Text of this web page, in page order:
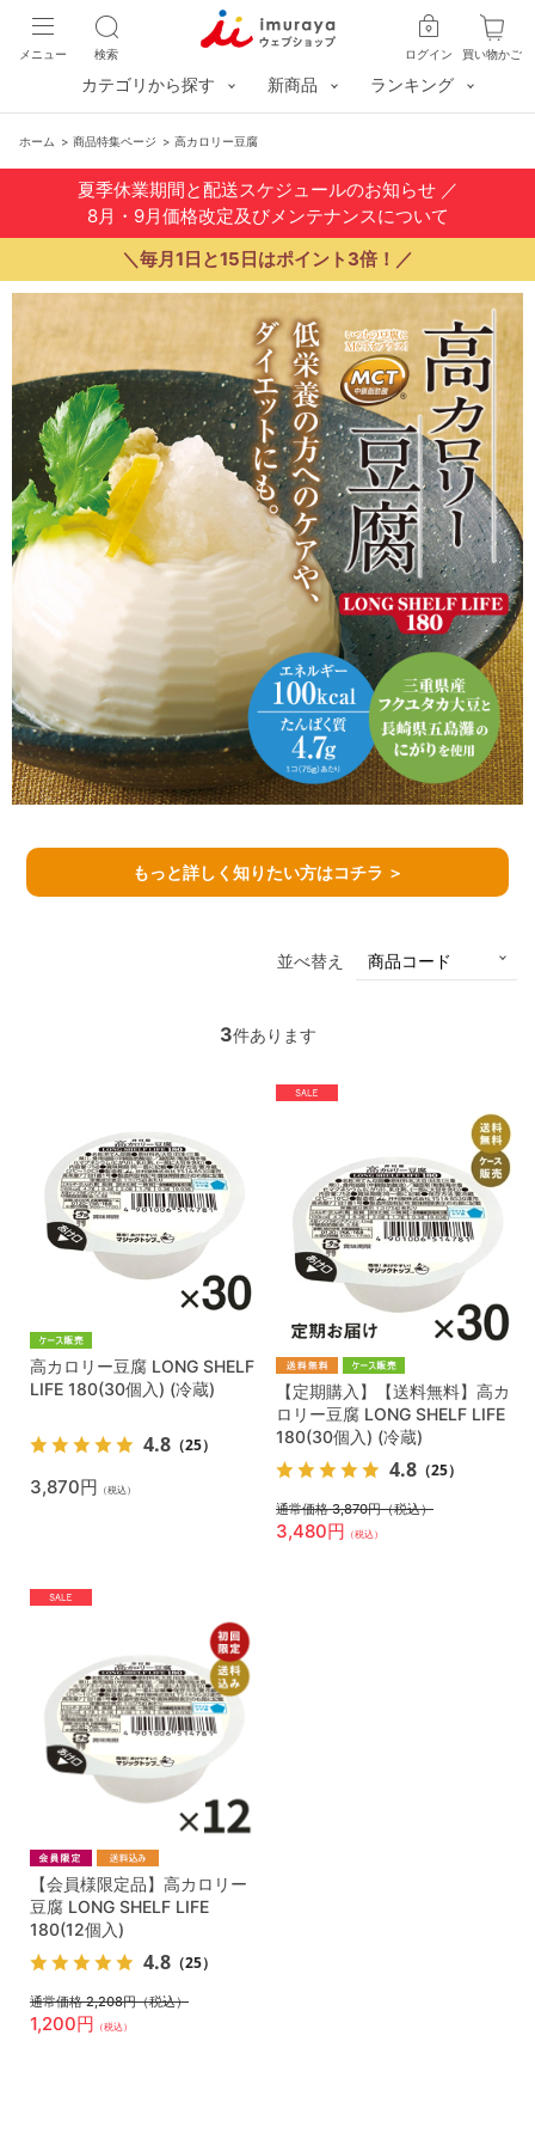
買い物かご
ログイン
検索
メニュー
カテゴリから探す 新商品 ランキング
ホーム > 商品特集ページ > 高カロリー豆腐
夏季休業期間と配送スケジュールのお知らせ／
8月・9月価格改定及びメンテナンスについて
＼毎月1日と15日はポイント3倍！／
もっと詳しく知りたい方はコチラ ＞
並べ替え
3件あります
高カロリー豆腐 LONG SHELF
LIFE 180(30個入) (冷蔵)
4.8 （25）
3,870円 （税込）
【定期購入】【送料無料】高カ
ロリー豆腐 LONG SHELF LIFE
180(30個入) (冷蔵)
4.8 （25）
3,480円 （税込）
通常価格 3,870円（税込）
【会員様限定品】高カロリー
豆腐 LONG SHELF LIFE
180(12個入)
4.8 （25）
1,200円 （税込）
通常価格 2,208円（税込）